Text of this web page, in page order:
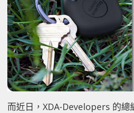
而近日，XDA-Developers 的